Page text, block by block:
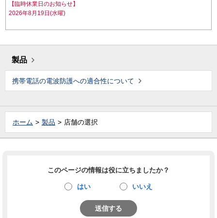
【臨時休業日のお知らせ】
2026年8月19日(水曜)
製品
携帯電話の電波防護への適合性について
ホーム 製品 店舗の選択
このページの情報は役に立ちましたか？
はい いいえ
送信する